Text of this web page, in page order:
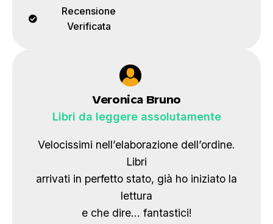
Recensione
Verificata
Veronica Bruno
Libri da leggere assolutamente
Velocissimi nell’elaborazione dell’ordine.
Libri
arrivati in perfetto stato, già ho iniziato la
lettura
e che dire… fantastici!